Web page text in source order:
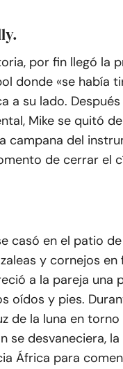
por fin llegó la
donde «se había
a su lado.
Mike se quitó
campana del
de cerrar el
casó en el patio
y cornejos en
a la pareja una
oídos y pies.
de la luna en
se desvaneciera,
África para